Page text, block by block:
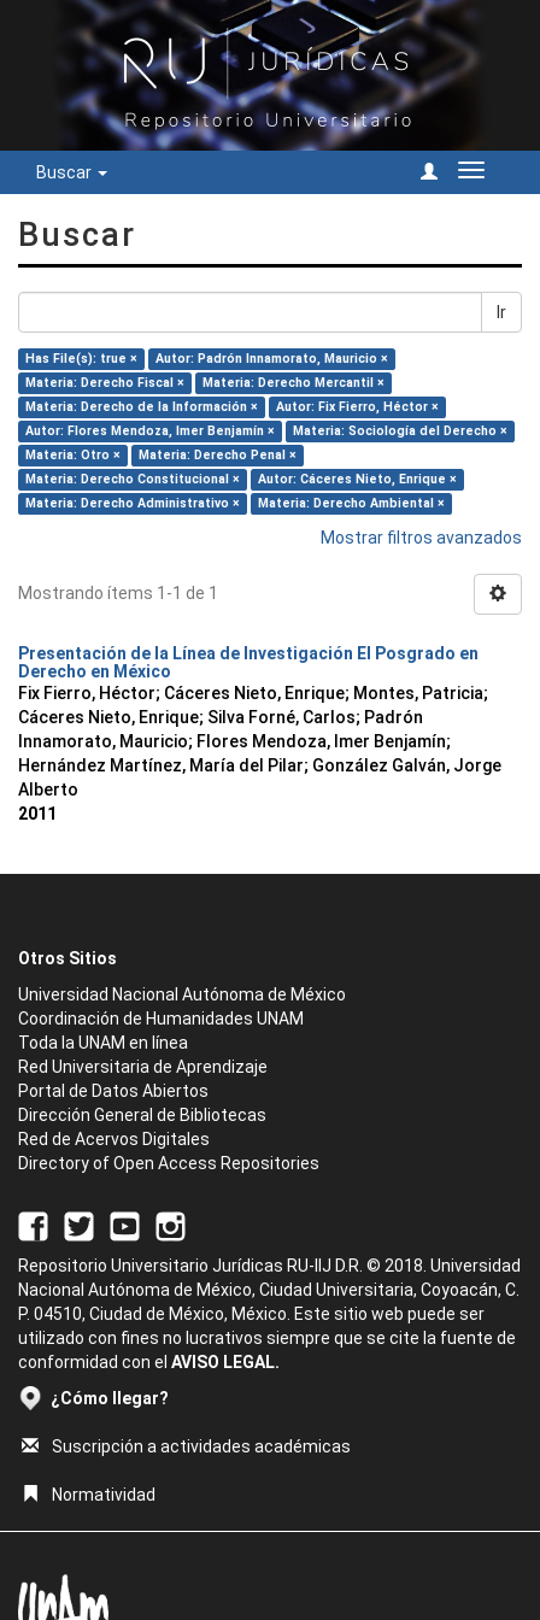
Buscar
Cambiar
Buscar
Ir
Has File(s): true ×
Autor: Padrón Innamorato, Mauricio ×
Materia: Derecho Fiscal ×
Materia: Derecho Mercantil ×
Materia: Derecho de la Información ×
Autor: Fix Fierro, Héctor ×
Autor: Flores Mendoza, Imer Benjamín ×
Materia: Sociología del Derecho ×
Materia: Otro ×
Materia: Derecho Penal ×
Materia: Derecho Constitucional ×
Autor: Cáceres Nieto, Enrique ×
Materia: Derecho Administrativo ×
Materia: Derecho Ambiental ×
Mostrar filtros avanzados
Mostrando ítems 1-1 de 1
Presentación de la Línea de Investigación El Posgrado en
Derecho en México
Fix Fierro, Héctor; Cáceres Nieto, Enrique; Montes, Patricia;
Cáceres Nieto, Enrique; Silva Forné, Carlos; Padrón
Innamorato, Mauricio; Flores Mendoza, Imer Benjamín;
Hernández Martínez, María del Pilar; González Galván, Jorge
Alberto
2011
Otros Sitios
Universidad Nacional Autónoma de México
Coordinación de Humanidades UNAM
Toda la UNAM en línea
Red Universitaria de Aprendizaje
Portal de Datos Abiertos
Dirección General de Bibliotecas
Red de Acervos Digitales
Directory of Open Access Repositories
Repositorio Universitario Jurídicas RU-IIJ D.R. © 2018. Universidad
Nacional Autónoma de México, Ciudad Universitaria, Coyoacán, C.
P. 04510, Ciudad de México, México. Este sitio web puede ser
utilizado con fines no lucrativos siempre que se cite la fuente de
conformidad con el AVISO LEGAL.
¿Cómo llegar?
Suscripción a actividades académicas
Normatividad